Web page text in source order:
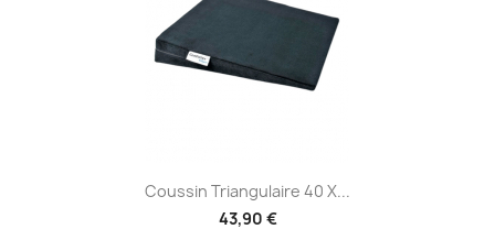
Coussin Triangulaire 40 X...
43,90 €